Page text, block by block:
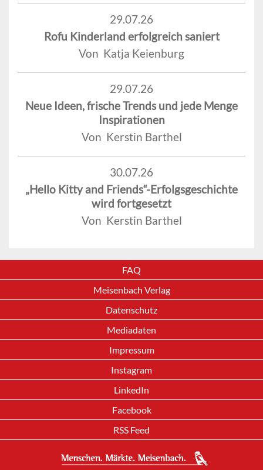
29.07.26
Rofu Kinderland erfolgreich saniert
Von Katja Keienburg
29.07.26
Neue Ideen, frische Trends und jede Menge
Inspirationen
Von Kerstin Barthel
30.07.26
„Hello Kitty and Friends“-Erfolgsgeschichte
wird fortgesetzt
Von Kerstin Barthel
FAQ
Meisenbach Verlag
Datenschutz
Mediadaten
Impressum
Instagram
LinkedIn
Facebook
RSS Feed